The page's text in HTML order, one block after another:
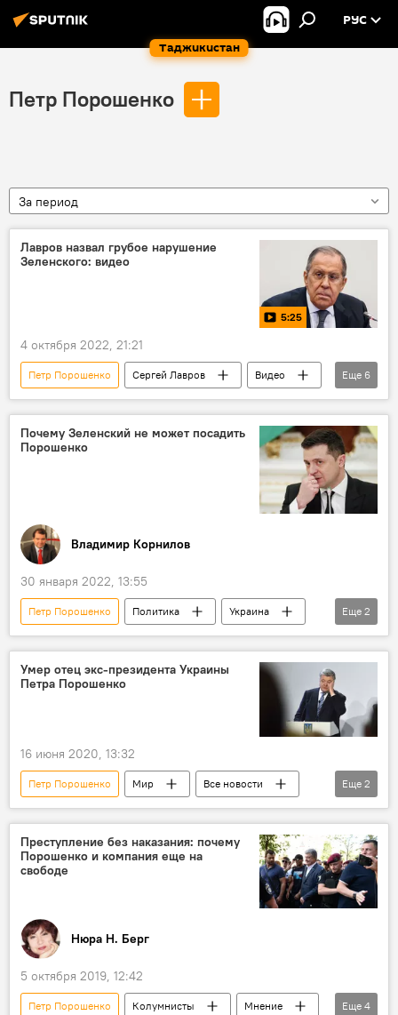
Таджикистан
РУС
Петр Порошенко
За период
Лавров назвал грубое нарушение
Зеленского: видео
5:25
4 октября 2022, 21:21
Петр Порошенко Сергей Лавров
Видео
Россия
Донбасс
Владимир Зеленский
Политика
Украина
Еще 6
Почему Зеленский не может посадить
Порошенко
Владимир Корнилов
30 января 2022, 13:55
Петр Порошенко Политика
Украина
Колумнисты
Владимир Зеленский
Еще 2
Умер отец экс-президента Украины
Петра Порошенко
16 июня 2020, 13:32
Петр Порошенко Мир
Все новости
Общество
смерть известных людей
Еще 2
Преступление без наказания: почему
Порошенко и компания еще на
свободе
Нюра Н. Берг
5 октября 2019, 12:42
Петр Порошенко Колумнисты
Мнение
Еще 4